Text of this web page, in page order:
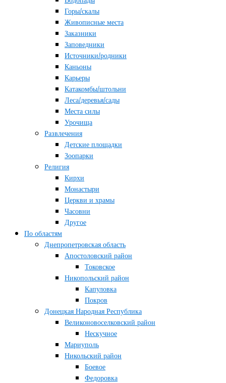
Горы/скалы
Живописные места
Заказники
Заповедники
Источники/родники
Каньоны
Карьеры
Катакомбы/штольни
Леса/деревья/сады
Места силы
Урочища
Развлечения
Детские площадки
Зоопарки
Религия
Кирхи
Монастыри
Церкви и храмы
Часовни
Другое
По областям
Днепропетровская область
Апостоловский район
Токовское
Никопольский район
Капуловка
Покров
Донецкая Народная Республика
Великоновоселковский район
Нескучное
Мариуполь
Никольский район
Боевое
Федоровка